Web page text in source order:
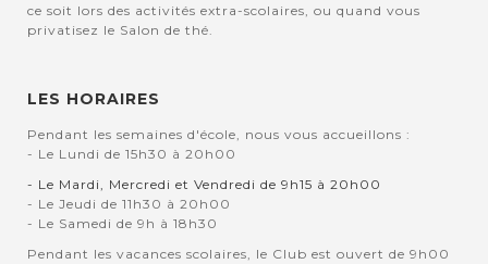
ce soit lors des activités extra-scolaires, ou quand vous
privatisez le Salon de thé.
LES HORAIRES
Pendant les semaines d'école, nous vous accueillons :
- Le Lundi de 15h30 à 20h00
- Le Mardi, Mercredi et Vendredi de 9h15 à 20h00
- Le Jeudi de 11h30 à 20h00
- Le Samedi de 9h à 18h30
Pendant les vacances scolaires, le Club est ouvert de 9h00